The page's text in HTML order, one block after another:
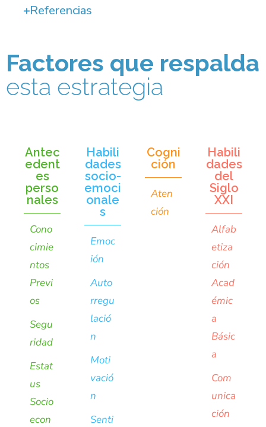
Referencias
Factores que respalda
esta estrategia
Antec
edent
es
perso
nales
Cono
cimie
ntos
Previ
os
Segu
ridad
Estat
us
Socio
econ
Habili
dades
socio-
emoci
onale
s
Emoc
ión
Auto
rregu
lació
n
Moti
vació
n
Senti
Cogni
ción
Aten
ción
Habili
dades
del
Siglo
XXI
Alfab
etiza
ción
Acad
émic
a
Básic
a
Com
unica
ción